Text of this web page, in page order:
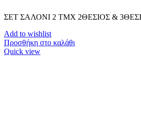
ΣΕΤ ΣΑΛΟΝΙ 2 TMX 2ΘΕΣΙΟΣ &
Add to wishlist
Προσθήκη στο καλάθι
Quick view